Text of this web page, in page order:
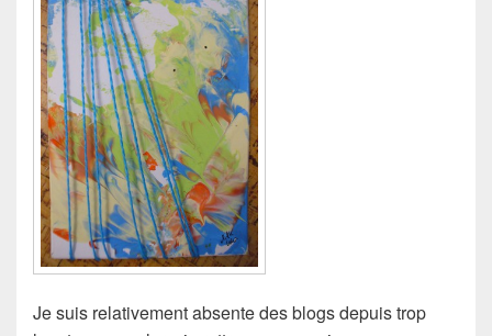
Je suis relativement absente des blogs depuis trop